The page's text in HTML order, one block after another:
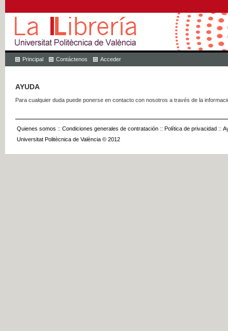
Principal Contáctenos Acceder
AYUDA
Para cualquier duda puede ponerse en contacto con nosotros a través de la
Quienes somos :: Condiciones generales de contratación :: Política de privacidad ::
Universitat Politècnica de València © 2012